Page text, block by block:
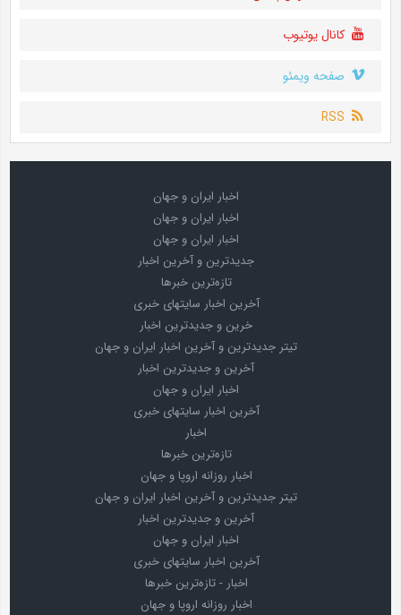
کانال یوتیوب
صفحه ویمئو
RSS
اخبار ایران و جهان
اخبار ایران و جهان
اخبار ایران و جهان
جدیدترین و آخرین اخبار
تازه‌ترین خبرها
آخرین اخبار سایتهای خبری
خرین و جدیدترین اخبار
تیتر جدیدترین و آخرین اخبار ایران و جهان
آخرین و جدیدترین اخبار
اخبار ایران و جهان
آخرین اخبار سایتهای خبری
اخبار
تازه‌ترین خبرها
اخبار روزانه اروپا و جهان
تیتر جدیدترین و آخرین اخبار ایران و جهان
آخرین و جدیدترین اخبار
اخبار ایران و جهان
آخرین اخبار سایتهای خبری
اخبار - تازه‌ترین خبرها
اخبار روزانه اروپا و جهان